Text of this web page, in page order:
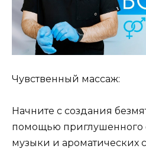
Чувственный массаж:
Начните с создания
помощью приглушенного
музыки и ароматических